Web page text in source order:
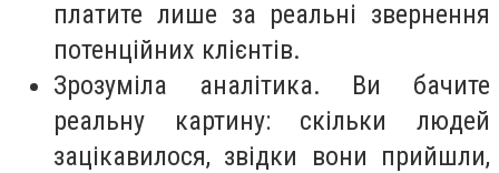
платите лише за реальні звернення
потенційних клієнтів.
Зрозуміла аналітика. Ви бачите
реальну картину: скільки людей
зацікавилося, звідки вони прийшли,